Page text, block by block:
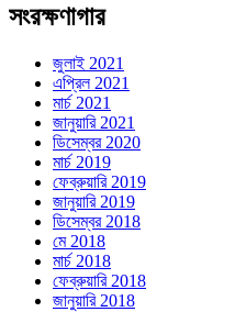
সংরক্ষণাগার
জুলাই 2021
এপ্রিল 2021
মার্চ 2021
জানুয়ারি 2021
ডিসেম্বর 2020
মার্চ 2019
ফেব্রুয়ারি 2019
জানুয়ারি 2019
ডিসেম্বর 2018
মে 2018
মার্চ 2018
ফেব্রুয়ারি 2018
জানুয়ারি 2018